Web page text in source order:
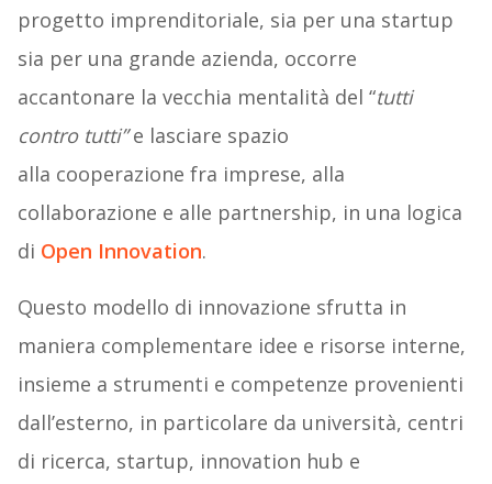
progetto imprenditoriale, sia per una startup
sia per una grande azienda, occorre
accantonare la vecchia mentalità del “tutti
contro tutti”e lasciare spazio
alla cooperazione fra imprese, alla
collaborazione e alle partnership, in una logica
di Open Innovation.
Questo modello di innovazione sfrutta in
maniera complementare idee e risorse interne,
insieme a strumenti e competenze provenienti
dall’esterno, in particolare da università, centri
di ricerca, startup, innovation hub e